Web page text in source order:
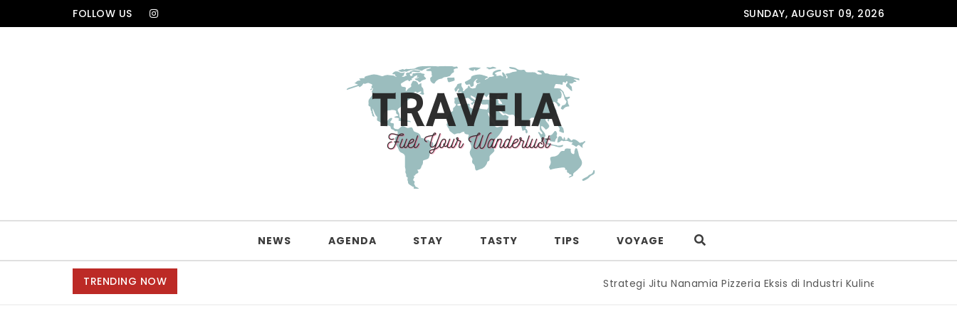
Skip to contentFOLLOW US SUNDAY, AUGUST 09, 2026
NEWS AGENDA STAY TASTY TIPS VOYAGE
TRENDING NOW Strategi Jitu Nanamia Pizzeria Eksis di Industri Kuliner Yogyakarta